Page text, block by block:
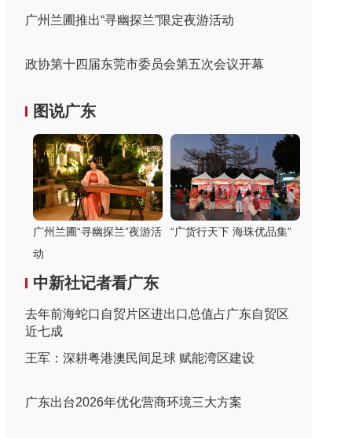
广州兰圃推出“寻幽探兰”限定夜游活动
政协第十四届东莞市委员会第五次会议开幕
图说广东
广州兰圃“寻幽探兰”夜游活
动
“广货行天下 海珠优品集”
中新社记者看广东
去年前海蛇口自贸片区进出口总值占广东自贸区
近七成
王军：深耕粤港澳民间足球 赋能湾区建设
广东出台2026年优化营商环境三大方案